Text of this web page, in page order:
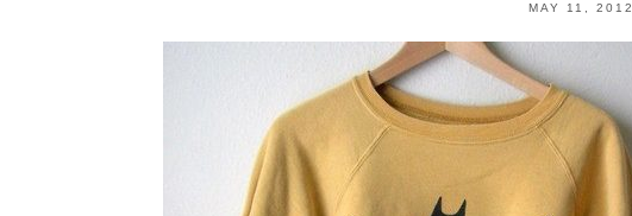
MAY 11, 2012